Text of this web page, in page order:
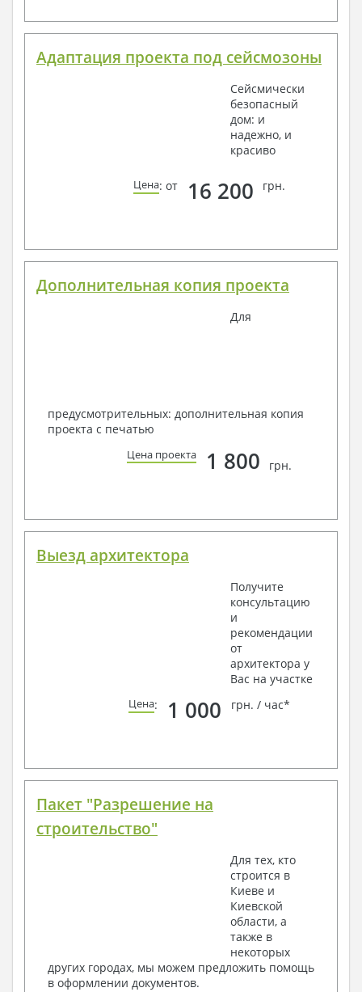
Адаптация проекта под сейсмозоны
Сейсмически
безопасный
дом: и
надежно, и
красиво
Цена: от 16 200 грн.
Дополнительная копия проекта
Для
предусмотрительных: дополнительная копия
проекта с печатью
Цена проекта 1 800 грн.
Выезд архитектора
Получите
консультацию
и
рекомендации
от
архитектора у
Вас на участке
Цена: 1 000 грн. / час*
Пакет "Разрешение на
строительство"
Для тех, кто
строится в
Киеве и
Киевской
области, а
также в
некоторых
других городах, мы можем предложить помощь
в оформлении документов.